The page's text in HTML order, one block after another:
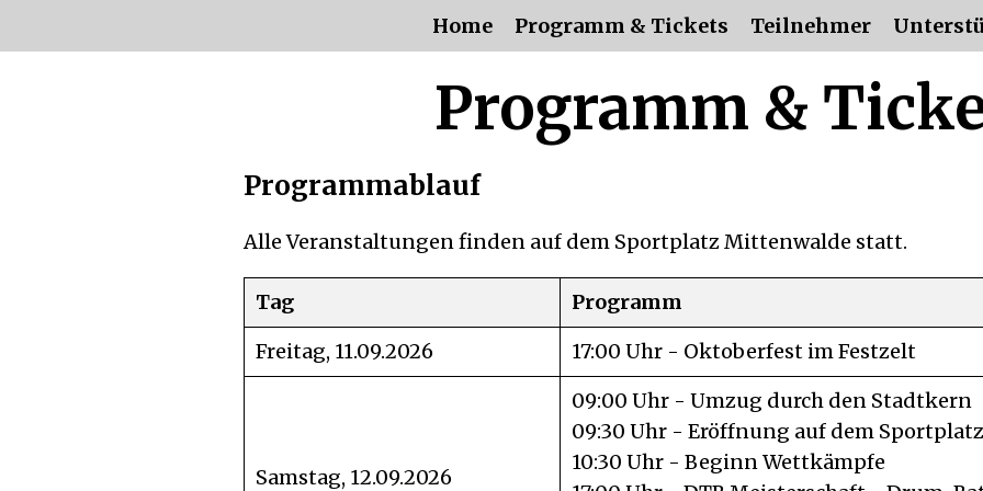
Home Programm & Tickets Teilnehmer
Programm &
Programmablauf
Alle Veranstaltungen finden auf dem Sportplatz Mittenwalde statt.
Tag
Programm
Freitag, 11.09.2026
17:00 Uhr - Oktoberfest im Festzelt
Samstag, 12.09.2026
09:00 Uhr - Umzug durch den Stadtkern
09:30 Uhr - Eröffnung auf dem Sportplatz
10:30 Uhr - Beginn Wettkämpfe